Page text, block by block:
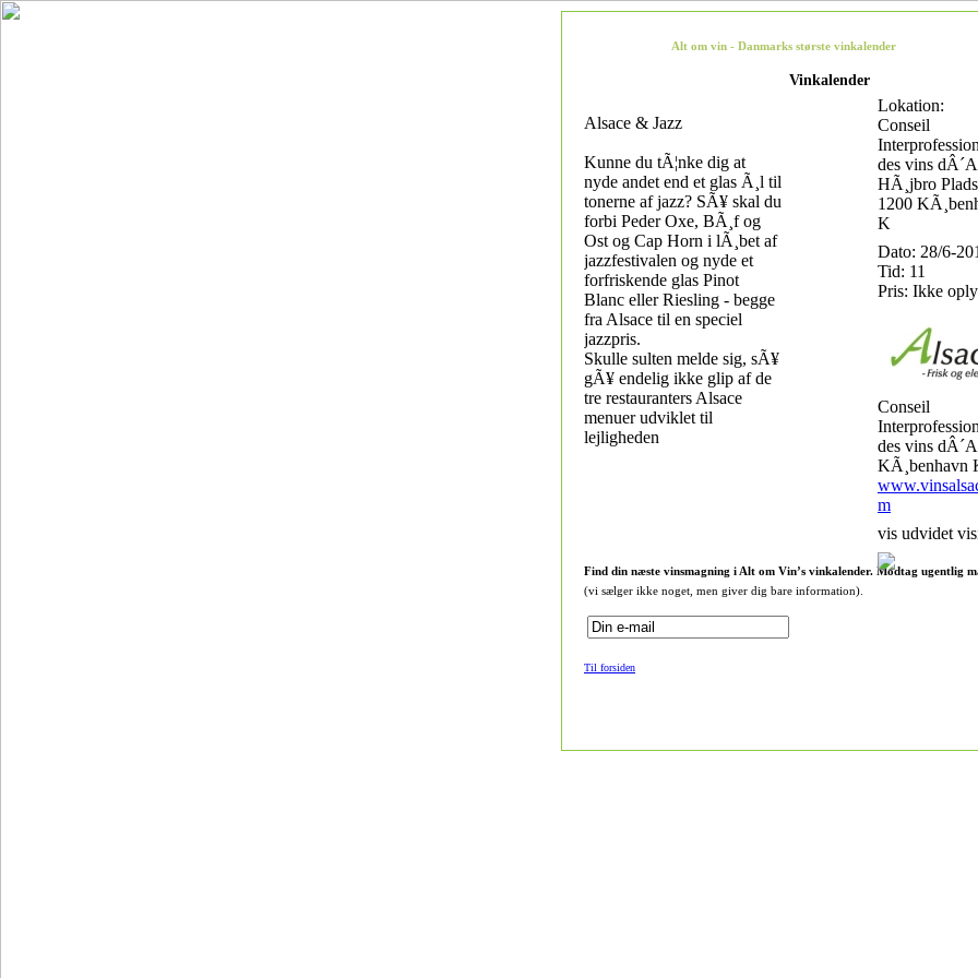
Alt om vin - Danmarks største vinkalender
Vinkalender
Alsace & Jazz
Kunne du tÃ¦nke dig at
nyde andet end et glas Ã¸l til
tonerne af jazz? SÃ¥ skal du
forbi Peder Oxe, BÃ¸f og
Ost og Cap Horn i lÃ¸bet af
jazzfestivalen og nyde et
forfriskende glas Pinot
Blanc eller Riesling - begge
fra Alsace til en speciel
jazzpris.
Skulle sulten melde sig, sÃ¥
gÃ¥ endelig ikke glip af de
tre restauranters Alsace
menuer udviklet til
lejligheden
Lokation:
Conseil
des vins
HÃ¸jbro
1200
K
Dato: 28/6-
Tid: 11
Pris: Ikke
Conseil
des vins
KÃ¸benhavn
m
vis udvidet
Find din næste vinsmagning i Alt om Vin’s vinkalender. Modtag ugentlig
(vi sælger ikke noget, men giver dig bare information).
Til forsiden